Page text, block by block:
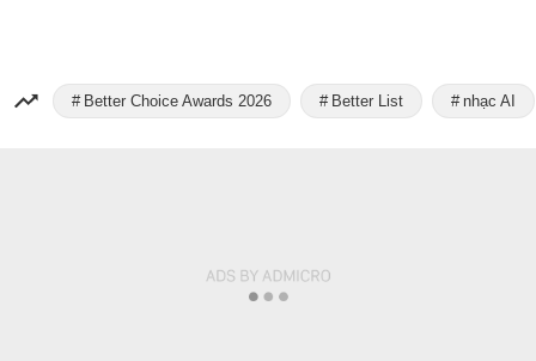
Better Choice Awards 2026 Better List nhạc AI